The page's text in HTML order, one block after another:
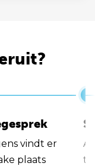
vindt er
plaats